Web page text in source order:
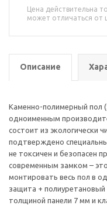
Цена действительна
может отличаться от
Описание
Каменно-полимерный пол
одноименным
состоит из экологически
подтверждено
не токсичен и безопасен
современным замком –
монтировать весь пол в
защита +
толщиной панели 7 мм и